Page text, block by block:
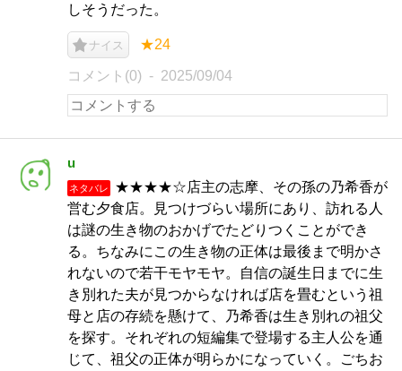
しそうだった。
ナイス ★24
コメント(0) 2025/09/04
u
ネタバレ
★★★★☆店主の志摩、その孫の乃希香が
営む夕食店。見つけづらい場所にあり、訪れる人
は謎の生き物のおかげでたどりつくことができ
る。ちなみにこの生き物の正体は最後まで明かさ
れないので若干モヤモヤ。自信の誕生日までに生
き別れた夫が見つからなければ店を畳むという祖
母と店の存続を懸けて、乃希香は生き別れの祖父
を探す。それぞれの短編集で登場する主人公を通
じて、祖父の正体が明らかになっていく。ごちお